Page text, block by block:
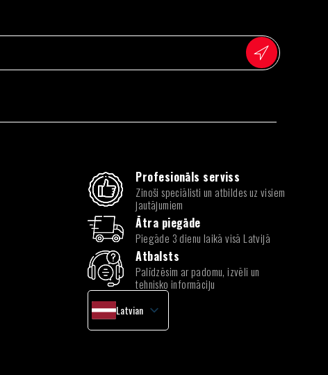
Profesionāls serviss
Zinoši speciālisti un atbildes uz visiem
jautājumiem
Ātra piegāde
Piegāde 3 dienu laikā visā Latvijā
Atbalsts
Palīdzēsim ar padomu, izvēli un
tehnisko informāciju
Latvian
English